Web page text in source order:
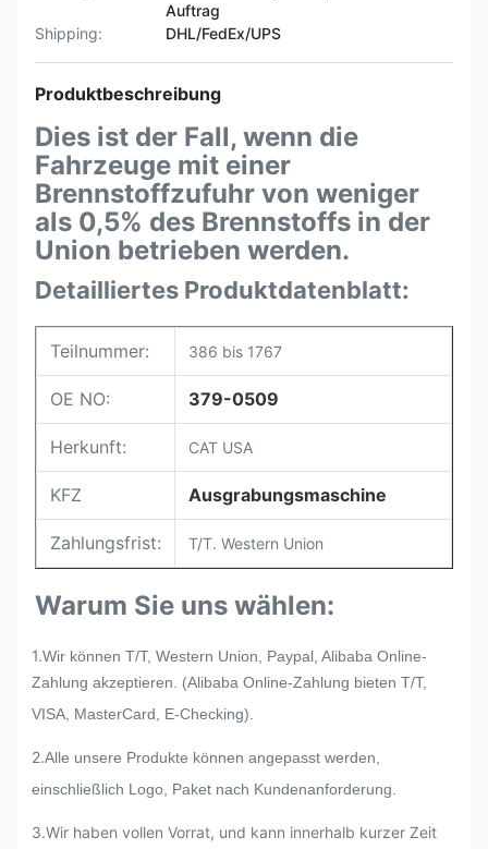
Auftrag
Shipping:
DHL/FedEx/UPS
Produktbeschreibung
Dies ist der Fall, wenn die
Fahrzeuge mit einer
Brennstoffzufuhr von weniger
als 0,5% des Brennstoffs in der
Union betrieben werden.
Detailliertes Produktdatenblatt:
Teilnummer: 386 bis 1767
OE NO: 379-0509
Herkunft: CAT USA
KFZ Ausgrabungsmaschine
Zahlungsfrist: T/T. Western Union
Warum Sie uns wählen:
1.Wir können T/T, Western Union, Paypal, Alibaba Online-
Zahlung akzeptieren. (Alibaba Online-Zahlung bieten T/T,
VISA, MasterCard, E-Checking).
2.Alle unsere Produkte können angepasst werden,
einschließlich Logo, Paket nach Kundenanforderung.
3.Wir haben vollen Vorrat, und kann innerhalb kurzer Zeit